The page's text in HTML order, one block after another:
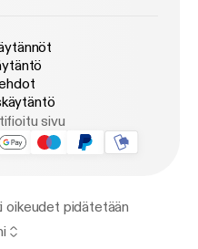
sivu
oikeudet pidätetään